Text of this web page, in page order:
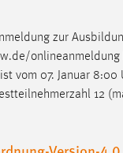
zur
onlineanmeldung
ist vom 07. Januar 8:00
12
Seitenauslieferung wird
man eingeloggt ist.